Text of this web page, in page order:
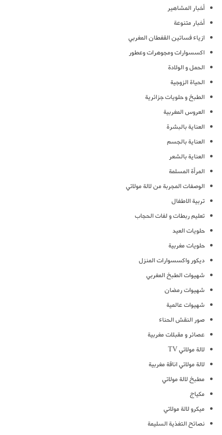
أخبار المشاهير
أخبار متنوعة
ازياء فساتين القفطان المغربي
اكسسوارات ومجوهرات وعطور
الحمل و الولادة
الحياة الزوجية
الطبخ و حلويات جزائرية
العروس المغربية
العناية بالبشرة
العناية بالجسم
العناية بالشعر
المرأة المسلمة
الوصفات المجربة من لالة مولاتي
تربية الاطفال
تعليم ربطات و لفات الحجاب
حلويات العيد
حلويات مغربية
ديكور واكسسوارات المنزل
شهيوات الطبخ المغربي
شهيوات رمضان
شهيوات عالمية
صور النقش الحناء
عصائر و مقبلات مغربية
لالة مولاتي TV
لالة مولاتي اناقة مغربية
مطبخ لالة مولاتي
مكياج
ميكرو لالة مولاتي
نصائح التغذية السليمة